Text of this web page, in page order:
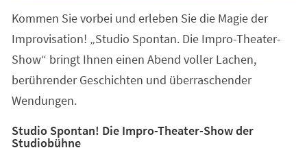
neuen
Kommen Sie vorbei und erleben Sie die Magie der
Improvisation! „Studio Spontan. Die Impro-Theater-
Show“ bringt Ihnen einen Abend voller Lachen,
berührender Geschichten und überraschender
Wendungen.
Studio Spontan! Die Impro-Theater-Show der
Studiobühne